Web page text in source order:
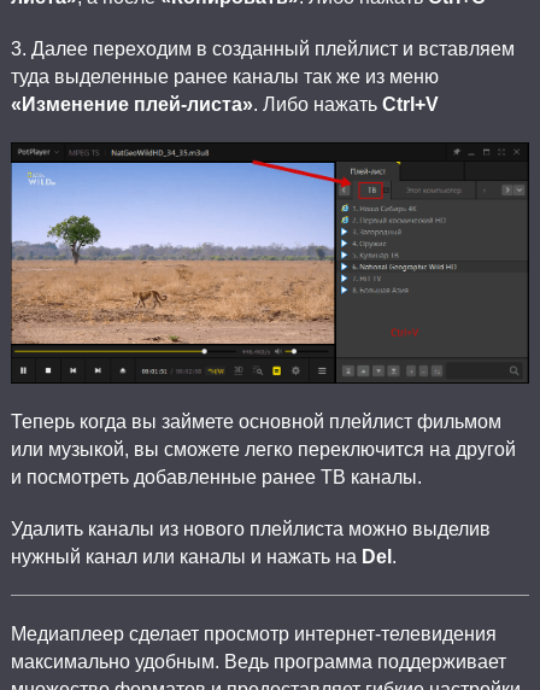
3. Далее переходим в созданный плейлист и вставляем
туда выделенные ранее каналы так же из меню
«Изменение плей-листа». Либо нажать Ctrl+V
Теперь когда вы займете основной плейлист фильмом
или музыкой, вы сможете легко переключится на другой
и посмотреть добавленные ранее ТВ каналы.
Удалить каналы из нового плейлиста можно выделив
нужный канал или каналы и нажать на Del .
Медиаплеер сделает просмотр интернет-телевидения
максимально удобным. Ведь программа поддерживает